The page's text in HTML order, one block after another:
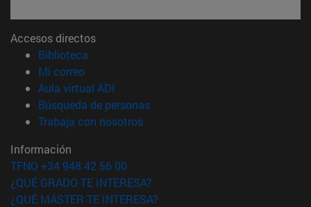
Accesos directos
Biblioteca
Mi correo(abre en nueva ventana)
Aula virtual ADI
Búsqueda de personas(abre en nueva ventana)
Trabaja con nosotros(abre en nueva ventana)
Información
TFNO +34 948 42 56 00
¿QUÉ GRADO TE INTERESA?
¿QUÉ MÁSTER TE INTERESA?